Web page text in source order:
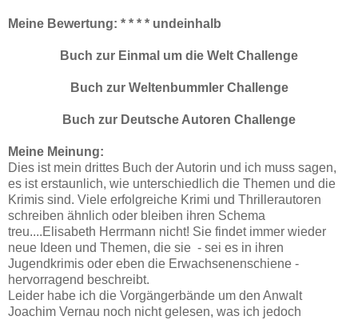
Meine Bewertung: * * * * undeinhalb
Buch zur Einmal um die Welt Challenge
Buch zur Weltenbummler Challenge
Buch zur Deutsche Autoren Challenge
Meine Meinung:
Dies ist mein drittes Buch der Autorin und ich muss sagen,
es ist erstaunlich, wie unterschiedlich die Themen und die
Krimis sind. Viele erfolgreiche Krimi und Thrillerautoren
schreiben ähnlich oder bleiben ihren Schema
treu....Elisabeth Herrmann nicht! Sie findet immer wieder
neue Ideen und Themen, die sie - sei es in ihren
Jugendkrimis oder eben die Erwachsenenschiene -
hervorragend beschreibt.
Leider habe ich die Vorgängerbände um den Anwalt
Joachim Vernau noch nicht gelesen, was ich jedoch